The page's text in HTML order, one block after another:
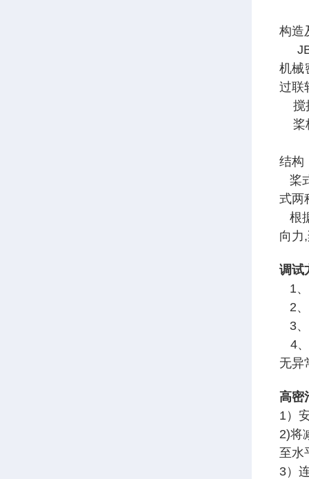
构造
机械
过联
搅
桨
结构
桨
式两
根
向力
调试
1、
2、
3、
4、
无异
高密
1）
2)将
至水
3）